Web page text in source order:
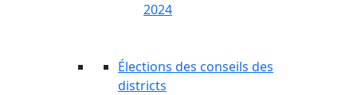
2024
Élections des conseils des
districts